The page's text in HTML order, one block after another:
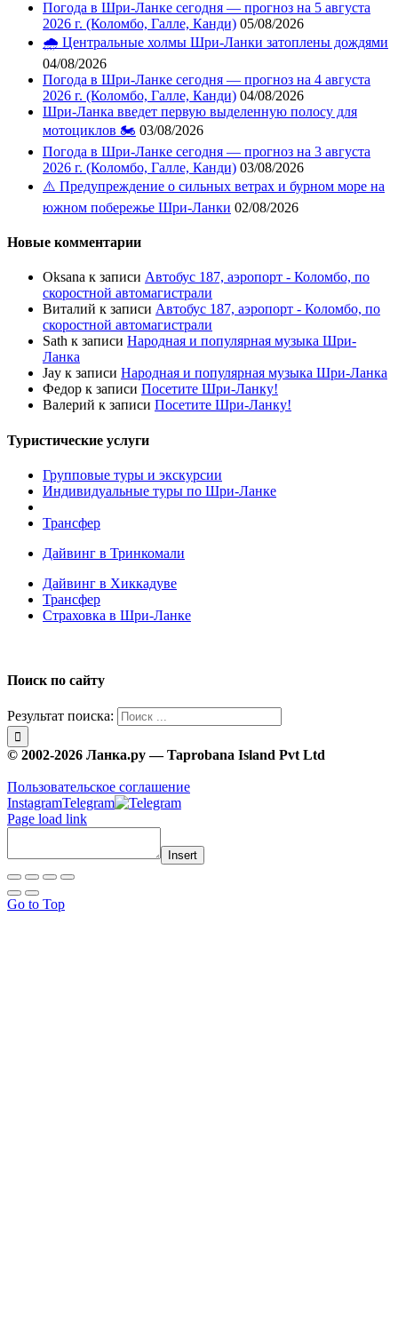
Погода в Шри-Ланке сегодня — прогноз на 5 августа
2026 г. (Коломбо, Галле, Канди) 05/08/2026
🌧️ Центральные холмы Шри-Ланки затоплены дождями
04/08/2026
Погода в Шри-Ланке сегодня — прогноз на 4 августа
2026 г. (Коломбо, Галле, Канди) 04/08/2026
Шри-Ланка введет первую выделенную полосу для
мотоциклов 🏍️ 03/08/2026
Погода в Шри-Ланке сегодня — прогноз на 3 августа
2026 г. (Коломбо, Галле, Канди) 03/08/2026
⚠️ Предупреждение о сильных ветрах и бурном море на
южном побережье Шри-Ланки 02/08/2026
Новые комментарии
Oksana к записи Автобус 187, аэропорт - Коломбо, по
скоростной автомагистрали
Виталий к записи Автобус 187, аэропорт - Коломбо, по
скоростной автомагистрали
Sath к записи Народная и популярная музыка Шри-
Ланка
Jay к записи Народная и популярная музыка Шри-Ланка
Федор к записи Посетите Шри-Ланку!
Валерий к записи Посетите Шри-Ланку!
Туристические услуги
Групповые туры и экскурсии
Индивидуальные туры по Шри-Ланке
Трансфер
Дайвинг в Тринкомали
Дайвинг в Хиккадуве
Трансфер
Страховка в Шри-Ланке
Поиск по сайту
Результат поиска:
© 2002-2026 Ланка.ру — Taprobana Island Pvt Ltd
Пользовательское соглашение
InstagramTelegram
Page load link
Insert
Go to Top